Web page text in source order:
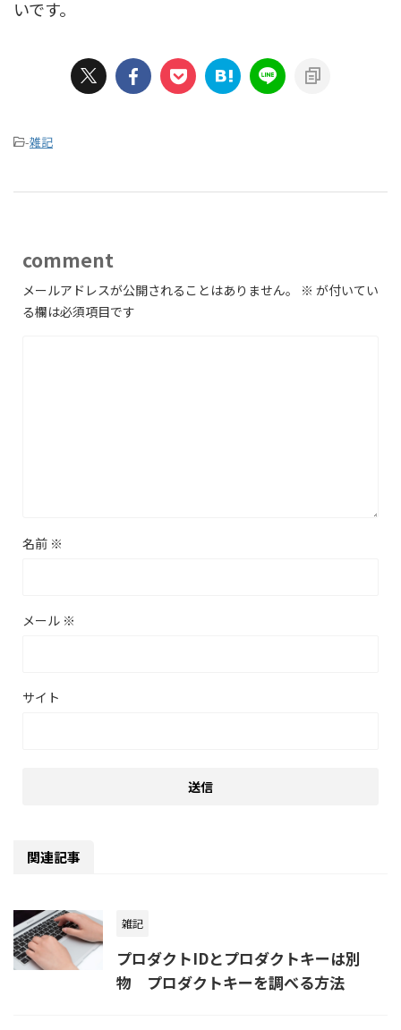
いです。
-雑記
comment
メールアドレスが公開されることはありません。 ※ が付いてい
る欄は必須項目です
名前 ※
メール ※
サイト
関連記事
雑記
プロダクトIDとプロダクトキーは別
物 プロダクトキーを調べる方法